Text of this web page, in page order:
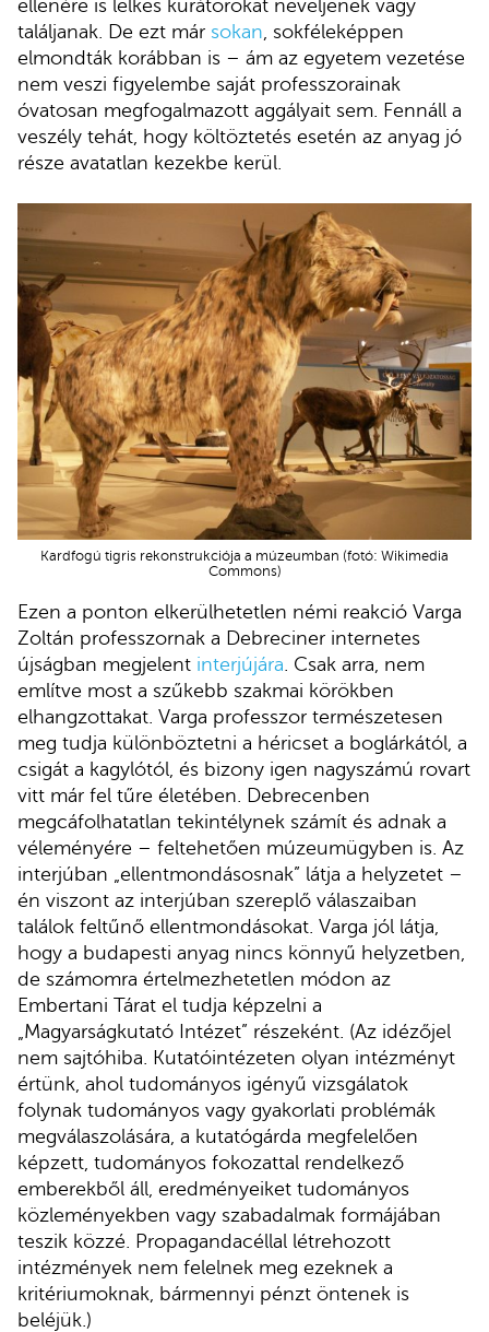
ellenére is lelkes kurátorokat neveljenek vagy
találjanak. De ezt már sokan , sokféleképpen
elmondták korábban is – ám az egyetem vezetése
nem veszi figyelembe saját professzorainak
óvatosan megfogalmazott aggályait sem. Fennáll a
veszély tehát, hogy költöztetés esetén az anyag jó
része avatatlan kezekbe kerül.
Kardfogú tigris rekonstrukciója a múzeumban (fotó: Wikimedia
Commons)
Ezen a ponton elkerülhetetlen némi reakció Varga
Zoltán professzornak a Debreciner internetes
újságban megjelent interjújára . Csak arra, nem
említve most a szűkebb szakmai körökben
elhangzottakat. Varga professzor természetesen
meg tudja különböztetni a héricset a boglárkától, a
csigát a kagylótól, és bizony igen nagyszámú rovart
vitt már fel tűre életében. Debrecenben
megcáfolhatatlan tekintélynek számít és adnak a
véleményére – feltehetően múzeumügyben is. Az
interjúban „ellentmondásosnak” látja a helyzetet –
én viszont az interjúban szereplő válaszaiban
találok feltűnő ellentmondásokat. Varga jól látja,
hogy a budapesti anyag nincs könnyű helyzetben,
de számomra értelmezhetetlen módon az
Embertani Tárat el tudja képzelni a
„Magyarságkutató Intézet” részeként. (Az idézőjel
nem sajtóhiba. Kutatóintézeten olyan intézményt
értünk, ahol tudományos igényű vizsgálatok
folynak tudományos vagy gyakorlati problémák
megválaszolására, a kutatógárda megfelelően
képzett, tudományos fokozattal rendelkező
emberekből áll, eredményeiket tudományos
közleményekben vagy szabadalmak formájában
teszik közzé. Propagandacéllal létrehozott
intézmények nem felelnek meg ezeknek a
kritériumoknak, bármennyi pénzt öntenek is
beléjük.)